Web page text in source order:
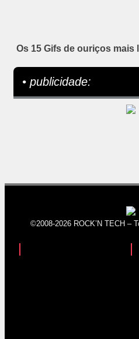
Os 15 Gifs de ouriços mais
• publicidade:
©2008-2026 ROCK’N TECH –